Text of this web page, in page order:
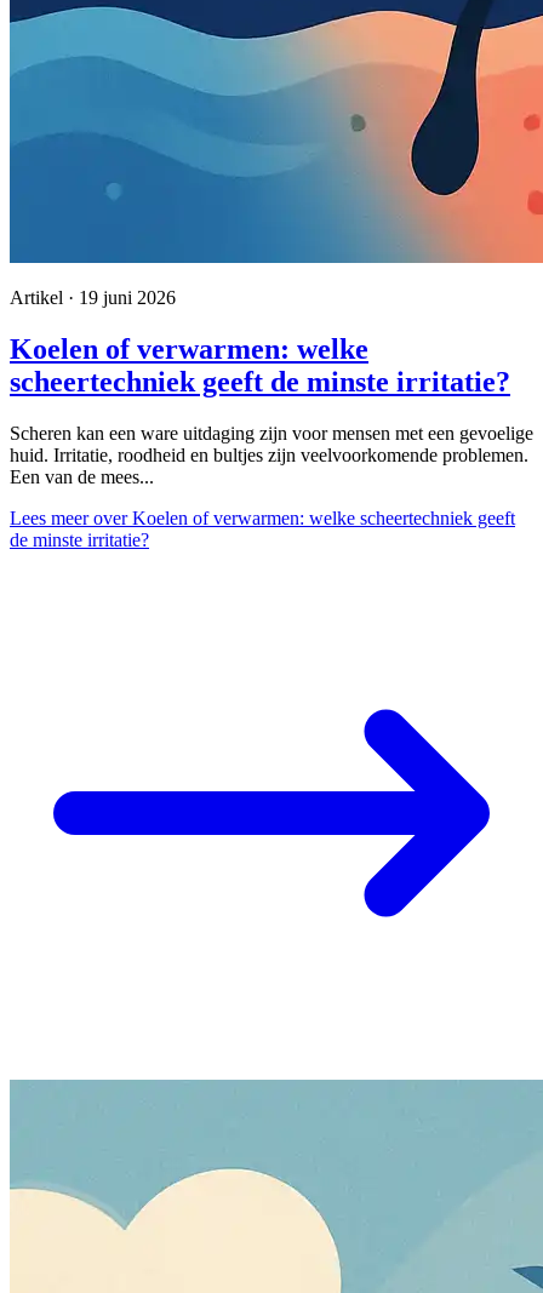
Artikel · 19 juni 2026
Koelen of verwarmen: welke
scheertechniek geeft de minste irritatie?
Scheren kan een ware uitdaging zijn voor mensen met een gevoelige
huid. Irritatie, roodheid en bultjes zijn veelvoorkomende problemen.
Een van de mees...
Lees meerover Koelen of verwarmen: welke scheertechniek geeft
de minste irritatie?